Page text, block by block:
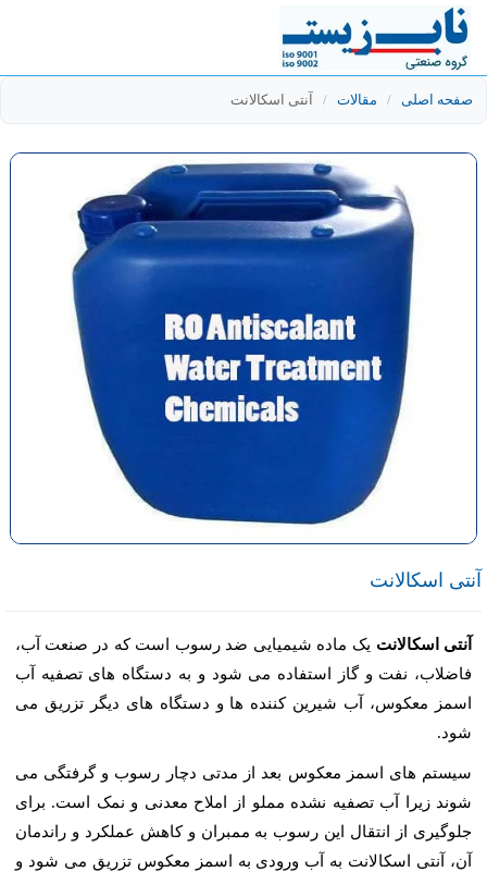
صفحه اصلی / مقالات / آنتی اسکالانت
آنتی اسکالانت
آنتی اسکالانت یک ماده شیمیایی ضد رسوب است که در صنعت آب،
فاضلاب، نفت و گاز استفاده می شود و به دستگاه های تصفیه آب
اسمز معکوس، آب شیرین کننده ها و دستگاه های دیگر تزریق می
شود.
سیستم های اسمز معکوس بعد از مدتی دچار رسوب و گرفتگی می
شوند زیرا آب تصفیه نشده مملو از املاح معدنی و نمک است. برای
جلوگیری از انتقال این رسوب به ممبران و کاهش عملکرد و راندمان
آن، آنتی اسکالانت به آب ورودی به اسمز معکوس تزریق می شود و